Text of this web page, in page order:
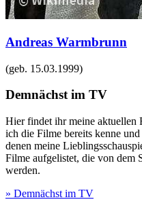
Andreas Warmbrunn
(geb. 15.03.1999)
Demnächst im TV
Hier findet ihr meine aktuellen
ich die Filme bereits kenne
denen meine
Filme aufgelistet, die von dem
werden.
» Demnächst im TV